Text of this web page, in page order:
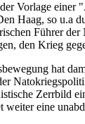
Vorlage einer
Haag, so u.a
Führer
den Krieg
hat
Zerrbild
weiter eine